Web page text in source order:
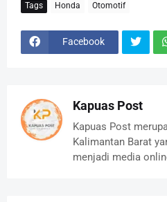
Tags Honda Otomotif
Facebook
Kapuas Post
Kapuas Post
Kalimantan Barat
menjadi media